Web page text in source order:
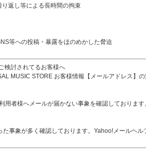
返し等による長時間の拘束
等への投稿・暴露をほのめかした脅迫
検討されてるお客様へ
MUSIC STORE お客様情報【メールアドレス】の
者様へメールが届かない事象を確認しておりま
事象が多く確認しております。Yahoo!メールヘ